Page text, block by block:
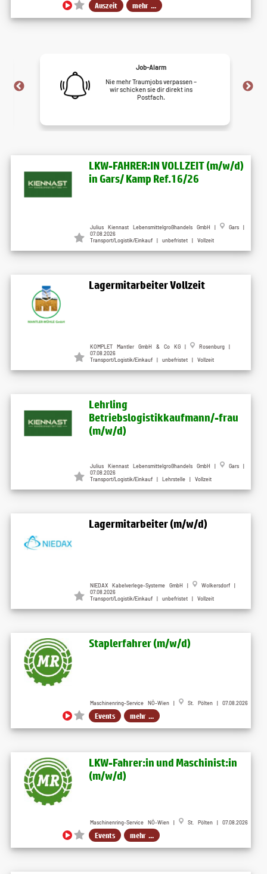
Auszeit mehr ...
Job-Alarm
Nie mehr Traumjobs verpassen –
wir schicken sie dir direkt ins
Postfach.
LKW-FAHRER:IN VOLLZEIT (m/w/d)
in Gars/ Kamp Ref.16/26
Julius Kiennast Lebensmittelgroßhandels GmbH |
Gars |
07.08.2026
Transport/Logistik/Einkauf | unbefristet | Vollzeit
Lagermitarbeiter Vollzeit
KOMPLET Mantler GmbH & Co KG |
Rosenburg |
07.08.2026
Transport/Logistik/Einkauf | unbefristet | Vollzeit
Lehrling
Betriebslogistikkaufmann/-frau
(m/w/d)
Julius Kiennast Lebensmittelgroßhandels GmbH |
Gars |
07.08.2026
Transport/Logistik/Einkauf | Lehrstelle | Vollzeit
Lagermitarbeiter (m/w/d)
NIEDAX Kabelverlege-Systeme GmbH |
Wolkersdorf |
07.08.2026
Transport/Logistik/Einkauf | unbefristet | Vollzeit
Staplerfahrer (m​/w​/d)
Maschinenring-Service NÖ-Wien | St. Pölten | 07.08.2026
Events mehr ...
LKW-Fahrer:in und Maschinist:in
(m​/w​/d)
Maschinenring-Service NÖ-Wien | St. Pölten | 07.08.2026
Events mehr ...